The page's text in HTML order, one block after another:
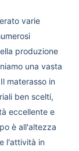
varie
produzione
una vasta
materasso in
ben scelti,
eccellente e
è all'altezza
l'attività in